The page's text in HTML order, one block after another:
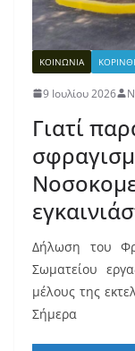
ΚΟΙΝΩΝΙΑ
9 Ιουλίου 2026
Γιατί
Δήλωση του
Σωματείου
μέλους της
Σήμερα